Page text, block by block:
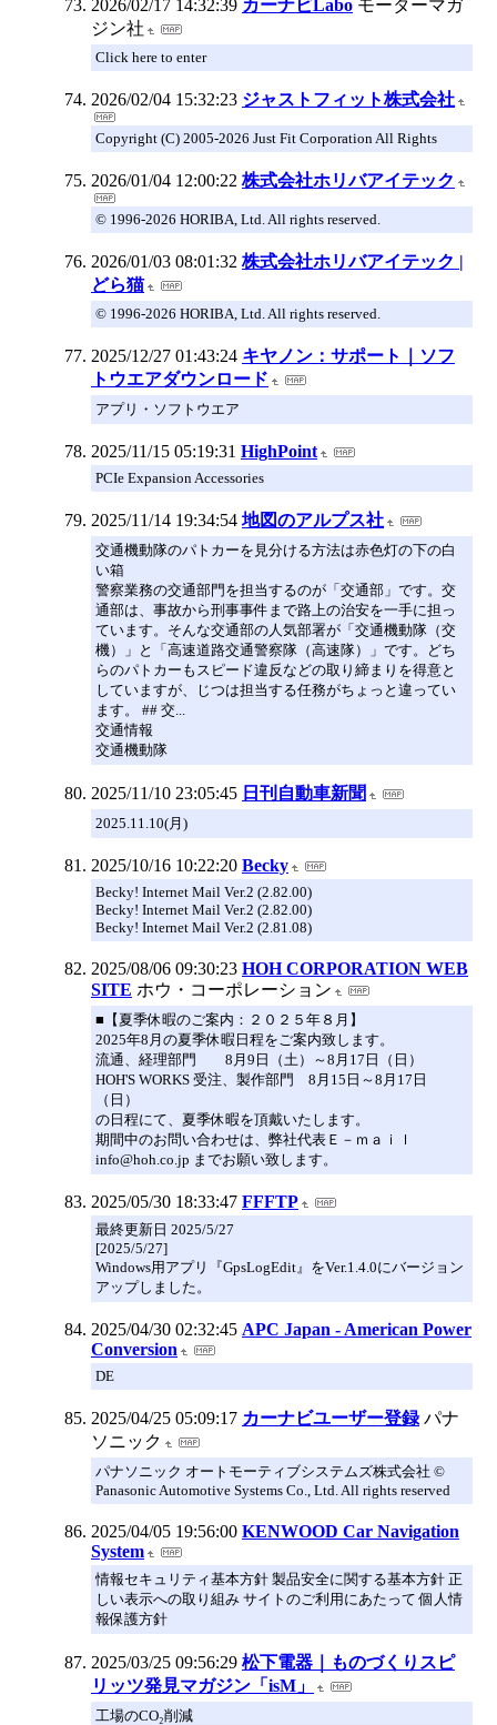
2026/02/17 14:32:39 カーナビLabo モーターマガ
ジン社
Click here to enter
2026/02/04 15:32:23 ジャストフィット株式会社
Copyright (C) 2005-2026 Just Fit Corporation All Rights
2026/01/04 12:00:22 株式会社ホリバアイテック
© 1996-2026 HORIBA, Ltd. All rights reserved.
2026/01/03 08:01:32 株式会社ホリバアイテック |
どら猫
© 1996-2026 HORIBA, Ltd. All rights reserved.
2025/12/27 01:43:24 キヤノン：サポート｜ソフ
トウエアダウンロード
アプリ・ソフトウエア
2025/11/15 05:19:31 HighPoint
PCIe Expansion Accessories
2025/11/14 19:34:54 地図のアルプス社
交通機動隊のパトカーを見分ける方法は赤色灯の下の白
い箱
警察業務の交通部門を担当するのが「交通部」です。交
通部は、事故から刑事事件まで路上の治安を一手に担っ
ています。そんな交通部の人気部署が「交通機動隊（交
機）」と「高速道路交通警察隊（高速隊）」です。どち
らのパトカーもスピード違反などの取り締まりを得意と
していますが、じつは担当する任務がちょっと違ってい
ます。 ## 交...
交通情報
交通機動隊
2025/11/10 23:05:45 日刊自動車新聞
2025.11.10(月)
2025/10/16 10:22:20 Becky
Becky! Internet Mail Ver.2 (2.82.00)
Becky! Internet Mail Ver.2 (2.82.00)
Becky! Internet Mail Ver.2 (2.81.08)
2025/08/06 09:30:23 HOH CORPORATION WEB
SITE ホウ・コーポレーション
■【夏季休暇のご案内：２０２５年８月】
2025年8月の夏季休暇日程をご案内致します。
流通、経理部門 8月9日（土）～8月17日（日）
HOH'S WORKS 受注、製作部門 8月15日～8月17日
（日）
の日程にて、夏季休暇を頂戴いたします。
期間中のお問い合わせは、弊社代表Ｅ－ｍａｉｌ
info@hoh.co.jp までお願い致します。
2025/05/30 18:33:47 FFFTP
最終更新日 2025/5/27
[2025/5/27]
Windows用アプリ『GpsLogEdit』をVer.1.4.0にバージョン
アップしました。
2025/04/30 02:32:45 APC Japan - American Power
Conversion
DE
2025/04/25 05:09:17 カーナビユーザー登録 パナ
ソニック
パナソニック オートモーティブシステムズ株式会社 ©
Panasonic Automotive Systems Co., Ltd. All rights reserved
2025/04/05 19:56:00 KENWOOD Car Navigation
System
情報セキュリティ基本方針 製品安全に関する基本方針 正
しい表示への取り組み サイトのご利用にあたって 個人情
報保護方針
2025/03/25 09:56:29 松下電器｜ものづくりスピ
リッツ発見マガジン「isM」
工場のCO₂削減